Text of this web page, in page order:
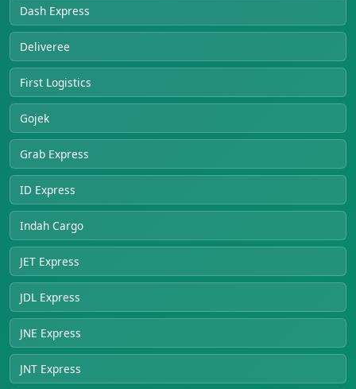
Dash Express
Deliveree
First Logistics
Gojek
Grab Express
ID Express
Indah Cargo
JET Express
JDL Express
JNE Express
JNT Express